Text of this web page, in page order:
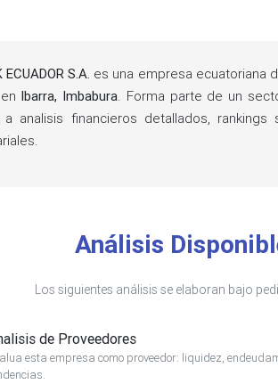
ECUADOR S.A. es una empresa ecuatoriana
Ibarra, Imbabura. Forma parte de un
a analisis financieros detallados,
Análisis
Los siguientes análisis se elaboran bajo
de Proveedores
esta empresa como proveedor: liquidez,